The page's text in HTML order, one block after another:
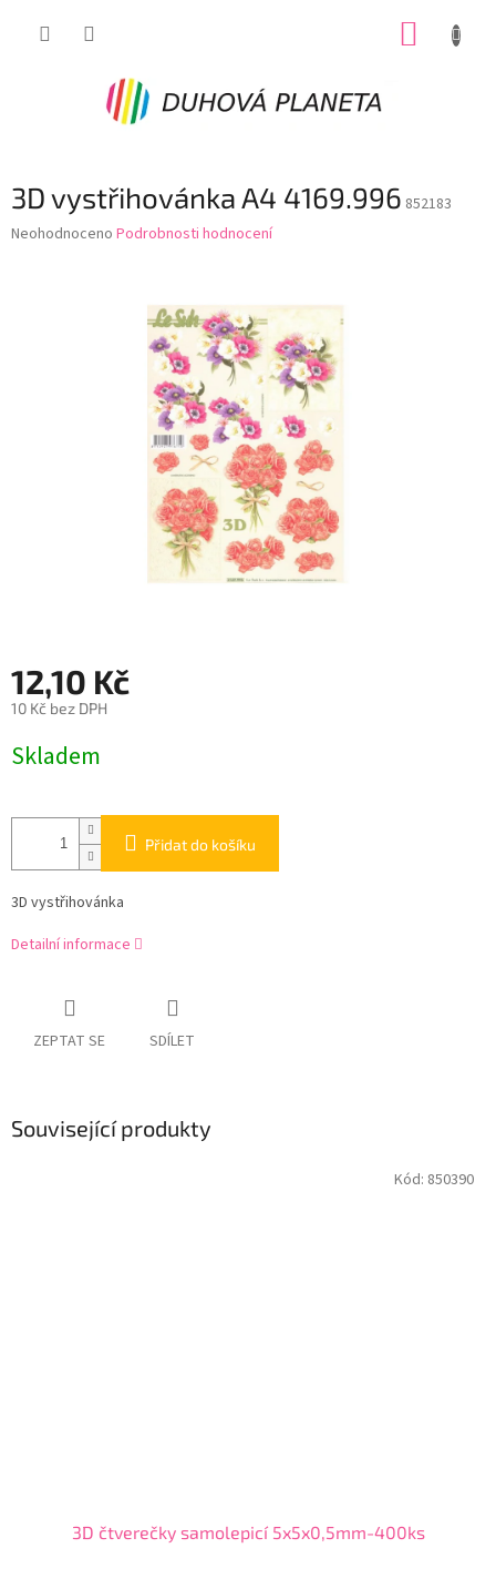
3D vystřihovánka A4 4169.996 852183
Průměrné
Neohodnoceno Podrobnosti hodnocení
12,10 Kč
10 Kč bez DPH
cena:
Skladem
Přidat do košíku
3D vystřihovánka
Detailní informace
ZEPTAT SE SDÍLET
Související produkty
3D čtverečky samolepicí 5x5x0,5mm-400ks
Kód: 850390